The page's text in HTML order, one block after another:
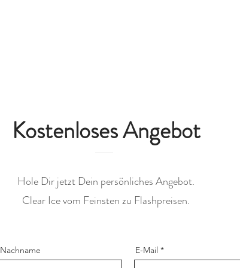
Kostenloses Angebot
Hole Dir jetzt Dein persönliches Angebot.
Clear Ice vom Feinsten zu Flashpreisen.
Nachname
E-Mail